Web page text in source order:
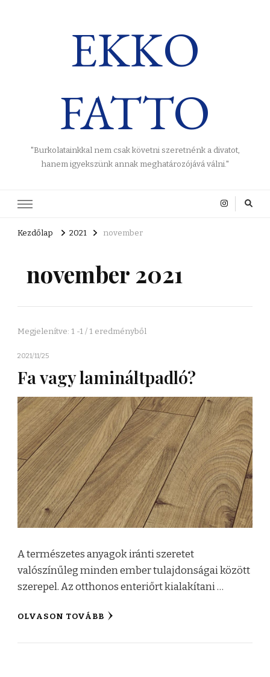
EKKO
FATTO
"Burkolatainkkal nem csak követni szeretnénk a divatot,
hanem igyekszünk annak meghatározójává válni."
Kezdőlap 2021 november
november 2021
Megjelenítve: 1 -1 / 1 eredményből
2021/11/25
Fa vagy lamináltpadló?
A természetes anyagok iránti szeretet
valószínűleg minden ember tulajdonságai között
szerepel. Az otthonos enteriőrt kialakítani …
OLVASON TOVÁBB